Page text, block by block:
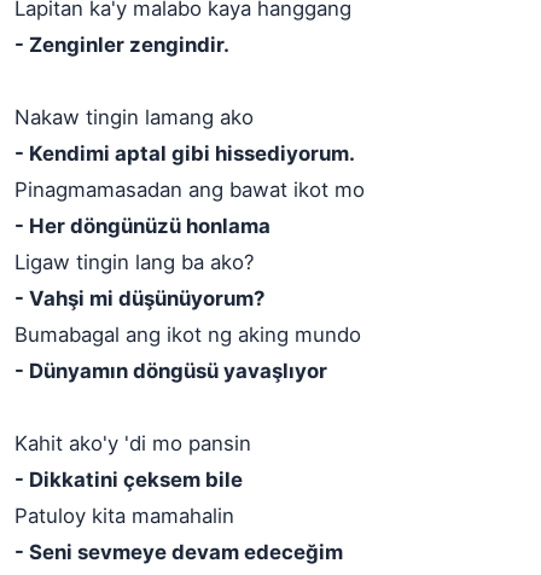
Lapitan ka'y malabo kaya hanggang
- Zenginler zengindir.
Nakaw tingin lamang ako
- Kendimi aptal gibi hissediyorum.
Pinagmamasadan ang bawat ikot mo
- Her döngünüzü honlama
Ligaw tingin lang ba ako?
- Vahşi mi düşünüyorum?
Bumabagal ang ikot ng aking mundo
- Dünyamın döngüsü yavaşlıyor
Kahit ako'y 'di mo pansin
- Dikkatini çeksem bile
Patuloy kita mamahalin
- Seni sevmeye devam edeceğim